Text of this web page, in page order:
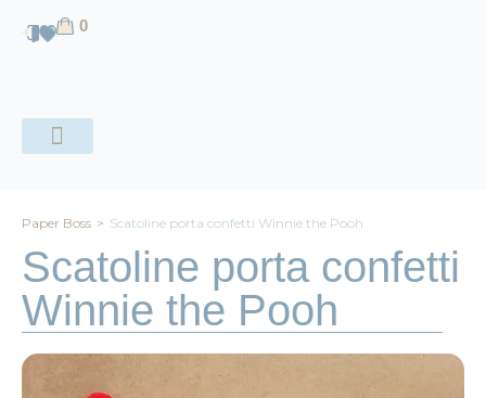
0
Paper Boss > Scatoline porta confetti Winnie the Pooh
Scatoline porta confetti
Winnie the Pooh